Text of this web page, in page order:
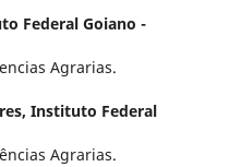
Federal Goiano -
Agrarias.
Instituto Federal
Agrarias.